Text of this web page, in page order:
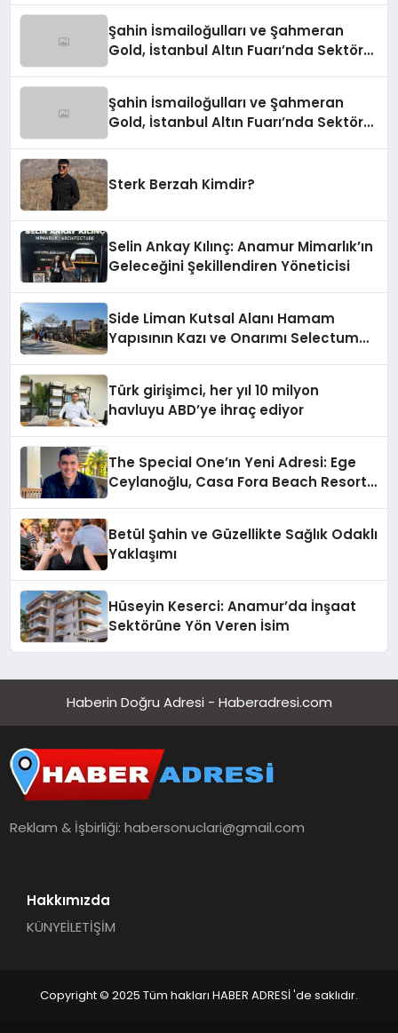
Şahin İsmailoğulları ve Şahmeran
Gold, İstanbul Altın Fuarı’nda Sektöre
Şahin İsmailoğulları ve Şahmeran
Gold, İstanbul Altın Fuarı’nda Sektöre
Sterk Berzah Kimdir?
Selin Ankay Kılınç: Anamur Mimarlık’ın
Geleceğini Şekillendiren Yöneticisi
Side Liman Kutsal Alanı Hamam
Yapısının Kazı ve Onarımı Selectum
Türk girişimci, her yıl 10 milyon
havluyu ABD’ye ihraç ediyor
The Special One’ın Yeni Adresi: Ege
Ceylanoğlu, Casa Fora Beach Resort
Betül Şahin ve Güzellikte Sağlık Odaklı
Yaklaşımı
Hüseyin Keserci: Anamur’da İnşaat
Sektörüne Yön Veren İsim
Haberin Doğru Adresi - Haberadresi.com
Reklam & İşbirliği:habersonuclari@gmail.com
Hakkımızda
KÜNYEİLETİŞİM
Copyright © 2025 Tüm hakları HABER ADRESİ 'de saklıdır.